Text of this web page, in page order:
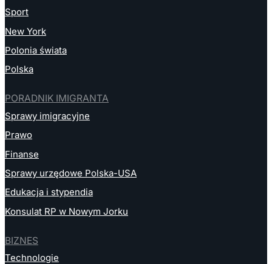
Sport
New York
Polonia świata
Polska
PORADNIK IMIGRANTA
Sprawy imigracyjne
Prawo
Finanse
Sprawy urzędowe Polska-USA
Edukacja i stypendia
Konsulat RP w Nowym Jorku
BIZNES
Technologie